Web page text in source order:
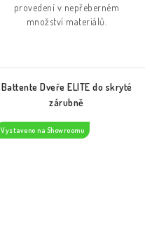
provedení v nepřeberném
množství materiálů.
Battente Dveře ELITE do skryté
zárubně
Vystaveno na Showroomu